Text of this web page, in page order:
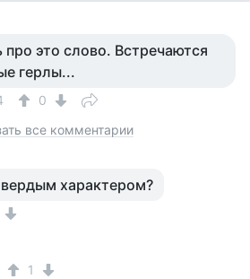
про это слово. Встречаются
герлы...
0
все комментарии
характером?
1